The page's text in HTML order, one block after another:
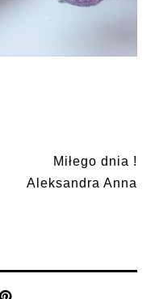
Miłego dnia !
Aleksandra Anna